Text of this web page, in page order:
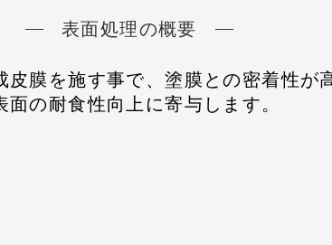
表面処理の概要
膜を施す事で、塗膜との密着性が
の耐食性向上に寄与します。